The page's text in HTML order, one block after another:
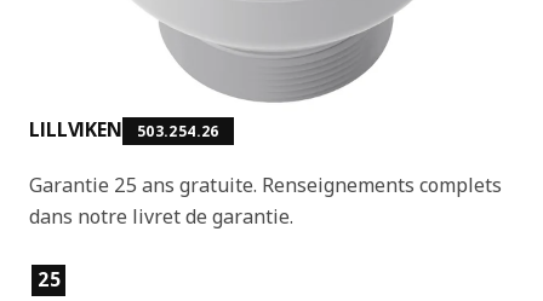
LILLVIKEN 503.254.26
Garantie 25 ans gratuite. Renseignements complets
dans notre livret de garantie.
Caractéristiques principales
25